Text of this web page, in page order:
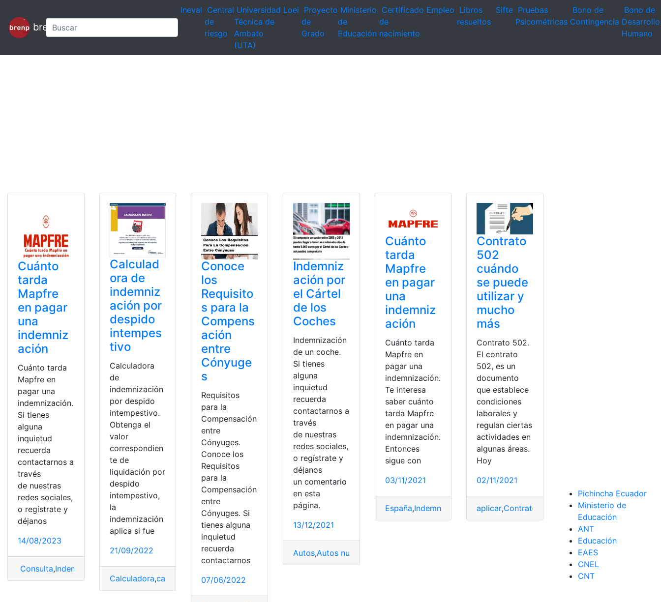
brenp
Ineval Central
de
riesgo
Universidad
Técnica de
Ambato
(UTA)
Loei Proyecto
de
Grado
Ministerio
de
Educación
Certificado
de
nacimiento
Empleo Libros
resueltos
Sifte Pruebas
Psicométricas
Bono de
Contingencia
Bono de
Desarrollo
Humano
Cuánto
tarda
Mapfre
en pagar
una
indemniz
ación
Cuánto tarda
Mapfre en
pagar una
indemnización.
Si tienes
alguna
inquietud
recuerda
contactarnos a
través
de nuestras
redes sociales,
o regístrate y
déjanos
14/08/2023
Consulta,Indemnización,MAPFRE,pago,Recomendaciones
Calculad
ora de
indemniz
ación por
despido
intempes
tivo
Calculadora
de
indemnización
por despido
intempestivo.
Obtenga el
valor
correspondien
te de
liquidación por
despido
intempestivo,
la
indemnización
aplica si fue
21/09/2022
Calculadora,campo Despido,Indemnización
Conoce
los
Requisito
s para la
Compens
ación
entre
Cónyuge
s
Requisitos
para la
Compensación
entre
Cónyuges.
Conoce los
Requisitos
para la
Compensación
entre
Cónyuges. Si
tienes alguna
inquietud
recuerda
contactarnos
07/06/2022
Indemniz
ación por
el Cártel
de los
Coches
Indemnización
de un coche.
Si tienes
alguna
inquietud
recuerda
contactarnos a
través
de nuestras
redes sociales,
o regístrate y
déjanos
un comentario
en esta
página.
13/12/2021
Autos,Autos nuevos Reclamaciones
Cuánto
tarda
Mapfre
en pagar
una
indemniz
ación
Cuánto tarda
Mapfre en
pagar una
indemnización.
Te interesa
saber cuánto
tarda Mapfre
en pagar una
indemnización.
Entonces
sigue con
03/11/2021
España,Indemnización MAPFRE,Pagar,Pasos Recomendaciones
Contrato
502
cuándo
se puede
utilizar y
mucho
más
Contrato 502.
El contrato
502, es un
documento
que establece
condiciones
laborales y
regulan ciertas
actividades en
algunas áreas.
Hoy
02/11/2021
aplicar,Contratos Diferencias,España firma
Pichincha Ecuador
Ministerio de
Educación
ANT
Educación
EAES
CNEL
CNT